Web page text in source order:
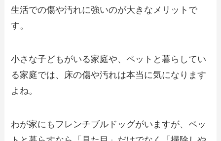
生活での傷や汚れに強いのが大きなメリットで
す。
小さな子どもがいる家庭や、ペットと暮らしてい
る家庭では、床の傷や汚れは本当に気になります
よね。
わが家にもフレンチブルドッグがいますが、ペッ